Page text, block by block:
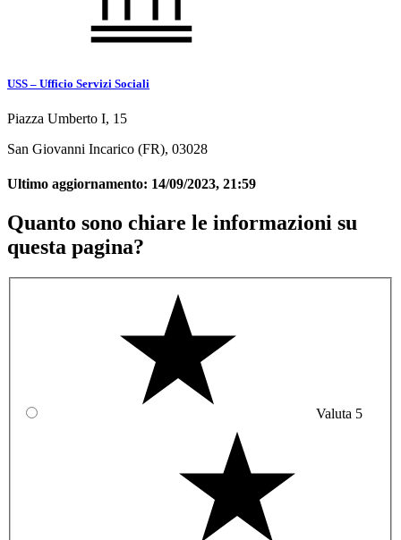
USS – Ufficio Servizi Sociali
Piazza Umberto I, 15
San Giovanni Incarico (FR), 03028
Ultimo aggiornamento: 14/09/2023, 21:59
Quanto sono chiare le informazioni su
questa pagina?
Valuta 5